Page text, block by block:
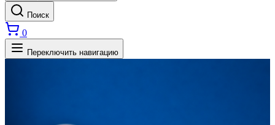
Поиск
0
Переключить навигацию